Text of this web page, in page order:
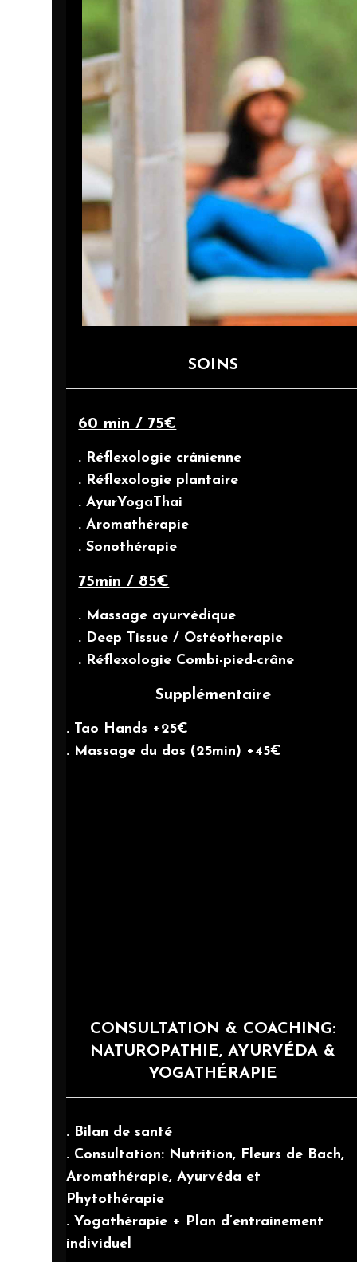
SOINS
60 min / 75€
. Réflexologie crânienne
. Réflexologie plantaire
. AyurYogaThai
. Aromathérapie
. Sonothérapie
75min / 85€
. Massage ayurvédique
. Deep Tissue / Ostéotherapie
. Réflexologie Combi-pied-crâne
Supplémentaire
. Tao Hands +25€
. Massage du dos (25min) +45€
CONSULTATION & COACHING:
NATUROPATHIE, AYURVÉDA &
YOGATHÉRAPIE
. Bilan de santé
. Consultation: Nutrition, Fleurs de Bach,
Aromathérapie, Ayurvéda et
Phytothérapie
. Yogathérapie + Plan d’entrainement
individuel